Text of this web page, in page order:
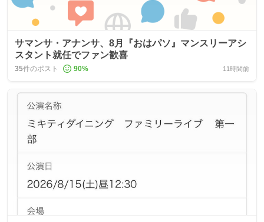
サマンサ・アナンサ、8月『おはパソ』マンスリーアシ
スタント就任でファン歓喜
35件のポスト 90% 11時間前